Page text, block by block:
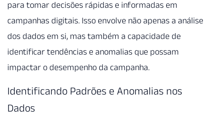
para tomar decisões rápidas e informadas em
campanhas digitais. Isso envolve não apenas a análise
dos dados em si, mas também a capacidade de
identificar tendências e anomalias que possam
impactar o desempenho da campanha.
Identificando Padrões e Anomalias nos
Dados